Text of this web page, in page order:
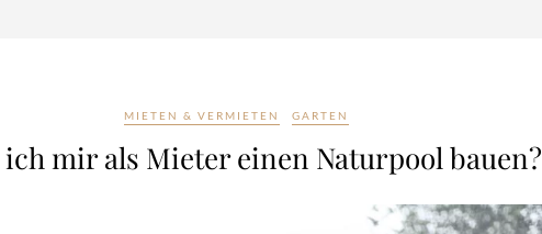
MIETEN & VERMIETEN GARTEN
mir als Mieter einen Naturpool bauen?